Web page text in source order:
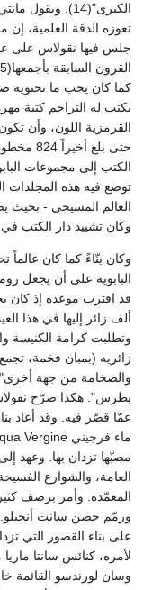
الكبرى"(14).
تعوزه الدقة العلمية،
جلس فيها نقولاس على
كما كان يحب ما تحتويه
يكتب له التراجم كتبة
القرمزية اللون، وأن
الكتب إلى مجموعات
توضع فيه هذه المجلدات
العالم المسيحي - بحيث
وكان تشييد دار الكتب
وكان بنّاءً كما كان
البابوية على أن يجعل
ألف زائر إليها في هذا
وتطلبت كرامة الكنيسة
زائريه (بمبان فخمة،
والضخامة من جهة
بطرس". هكذا صرّح
عمّا قصّر فيه. وقد أعاد
مصبّها تزدان بها. وعهد
العامة، والشوارع
المعمّدة. وأمر برصف
ورمّم حصن سانت أنجيلو.
على بناء القصور التي
لأمره، كنائس سانتا
وسان لورندسو القائمة